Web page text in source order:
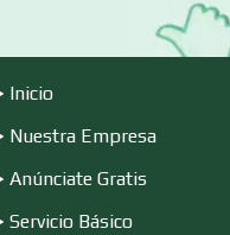
Conferencias
Empresariales
Cortinas,
Alfombras
Inicio
Nuestra Empresa
Anúnciate Gratis
Servicio Básico